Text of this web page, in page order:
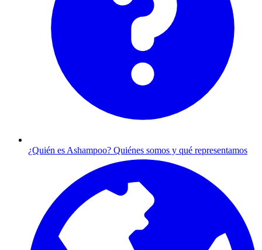
¿Quién es Ashampoo? Quiénes somos y qué representamos